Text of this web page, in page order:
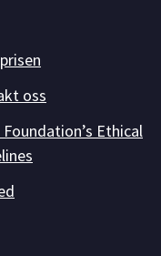
oss
Ethical